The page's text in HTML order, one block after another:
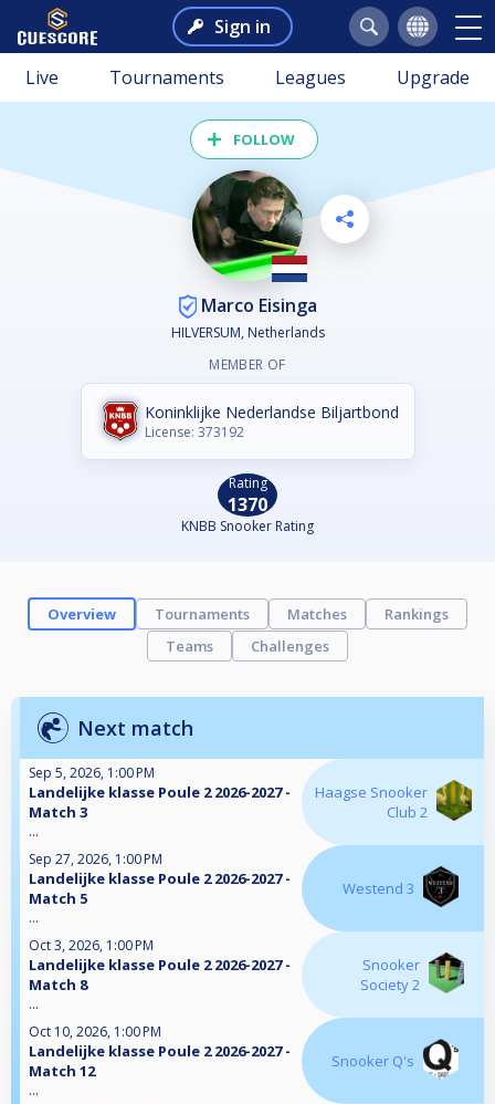
Sign in
Live Tournaments Leagues Upgrade
FOLLOW
Marco Eisinga
HILVERSUM, Netherlands
MEMBER OF
Koninklijke Nederlandse Biljartbond
License: 373192
Rating
1370
KNBB Snooker Rating
Overview Tournaments Matches
Rankings
Teams
Challenges
Next match
Sep 5, 2026, 1:00 PM
Landelijke klasse Poule 2 2026-2027 -
Match 3
...
Haagse Snooker
Club 2
Sep 27, 2026, 1:00 PM
Landelijke klasse Poule 2 2026-2027 -
Match 5
...
Westend 3
Oct 3, 2026, 1:00 PM
Landelijke klasse Poule 2 2026-2027 -
Match 8
...
Snooker
Society 2
Oct 10, 2026, 1:00 PM
Landelijke klasse Poule 2 2026-2027 -
Match 12
...
Snooker Q's